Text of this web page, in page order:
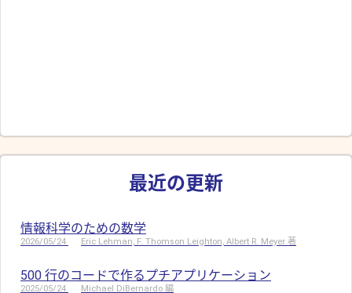
最近の更新
情報科学のための数学
2026/05/24 Eric Lehman, F. Thomson Leighton, Albert R. Meyer 著
500 行のコードで作るプチアプリケーション
2025/05/24 Michael DiBernardo 編